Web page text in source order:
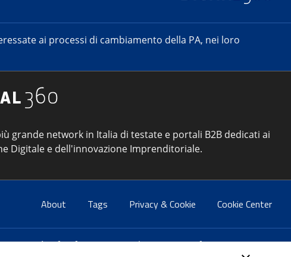
ai processi di cambiamento della PA, nei loro
grande network in Italia di testate e portali B2B dedicati ai
Digitale e dell'innovazione Imprenditoriale.
About Tags Privacy & Cookie Cookie Center
Contatti:info@forumpa.it- tel. 06 684251 - fax. 06 68425433